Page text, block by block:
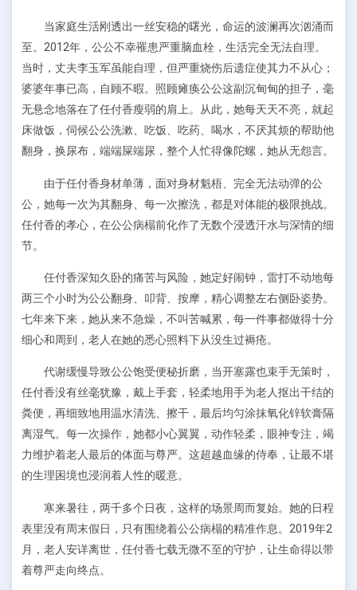
当家庭生活刚透出一丝安稳的曙光，命运的波澜再次汹涌而
至。2012年，公公不幸罹患严重脑血栓，生活完全无法自理。
当时，丈夫李玉军虽能自理，但严重烧伤后遗症使其力不从心；
婆婆年事已高，自顾不暇。照顾瘫痪公公这副沉甸甸的担子，毫
无悬念地落在了任付香瘦弱的肩上。从此，她每天天不亮，就起
床做饭，伺候公公洗漱、吃饭、吃药、喝水，不厌其烦的帮助他
翻身，换尿布，端端屎端尿，整个人忙得像陀螺，她从无怨言。
由于任付香身材单薄，面对身材魁梧、完全无法动弹的公
公，她每一次为其翻身、每一次擦洗，都是对体能的极限挑战。
任付香的孝心，在公公病榻前化作了无数个浸透汗水与深情的细
节。
任付香深知久卧的痛苦与风险，她定好闹钟，雷打不动地每
两三个小时为公公翻身、叩背、按摩，精心调整左右侧卧姿势。
七年来下来，她从来不急燥，不叫苦喊累，每一件事都做得十分
细心和周到，老人在她的悉心照料下从没生过褥疮。
代谢缓慢导致公公饱受便秘折磨，当开塞露也束手无策时，
任付香没有丝毫犹豫，戴上手套，轻柔地用手为老人抠出干结的
粪便，再细致地用温水清洗、擦干，最后均匀涂抹氧化锌软膏隔
离湿气。每一次操作，她都小心翼翼，动作轻柔，眼神专注，竭
力维护着老人最后的体面与尊严。这超越血缘的侍奉，让最不堪
的生理困境也浸润着人性的暖意。
寒来暑往，两千多个日夜，这样的场景周而复始。她的日程
表里没有周末假日，只有围绕着公公病榻的精准作息。2019年2
月，老人安详离世，任付香七载无微不至的守护，让生命得以带
着尊严走向终点。